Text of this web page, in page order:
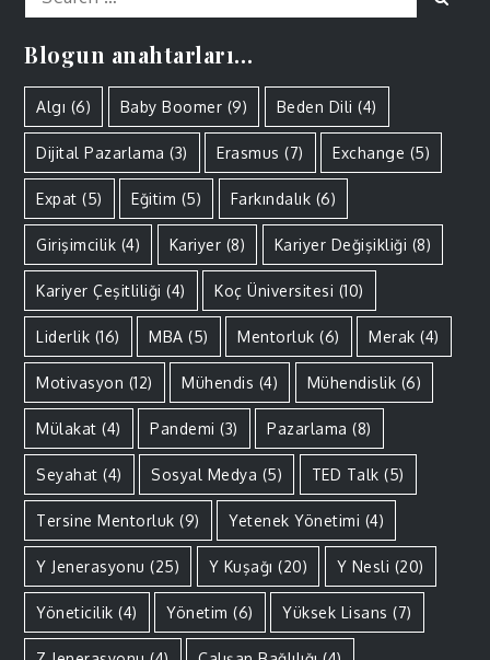
for:
Blogun anahtarları…
Algı (6) Baby Boomer (9) Beden Dili (4)
Dijital Pazarlama (3) Erasmus (7) Exchange (5)
Expat (5) Eğitim (5) Farkındalık (6)
Girişimcilik (4) Kariyer (8) Kariyer Değişikliği (8)
Kariyer Çeşitliliği (4) Koç Üniversitesi (10)
Liderlik (16) MBA (5) Mentorluk (6) Merak (4)
Motivasyon (12) Mühendis (4) Mühendislik (6)
Mülakat (4) Pandemi (3) Pazarlama (8)
Seyahat (4) Sosyal Medya (5) TED Talk (5)
Tersine Mentorluk (9) Yetenek Yönetimi (4)
Y Jenerasyonu (25) Y Kuşağı (20) Y Nesli (20)
Yöneticilik (4) Yönetim (6) Yüksek Lisans (7)